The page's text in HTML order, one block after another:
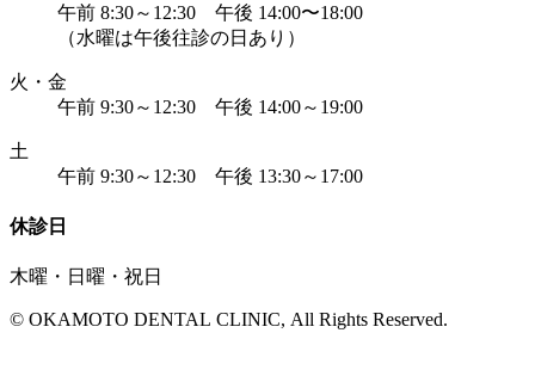
午前 8:30～12:30 午後 14:00〜18:00
（水曜は午後往診の日あり）
火・金
午前 9:30～12:30 午後 14:00～19:00
土
午前 9:30～12:30 午後 13:30～17:00
休診日
木曜・日曜・祝日
© OKAMOTO DENTAL CLINIC, All Rights Reserved.